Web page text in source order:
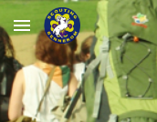
Skip to main content